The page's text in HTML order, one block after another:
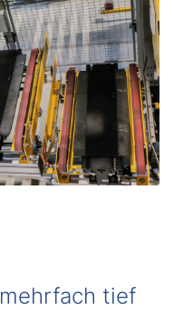
tief